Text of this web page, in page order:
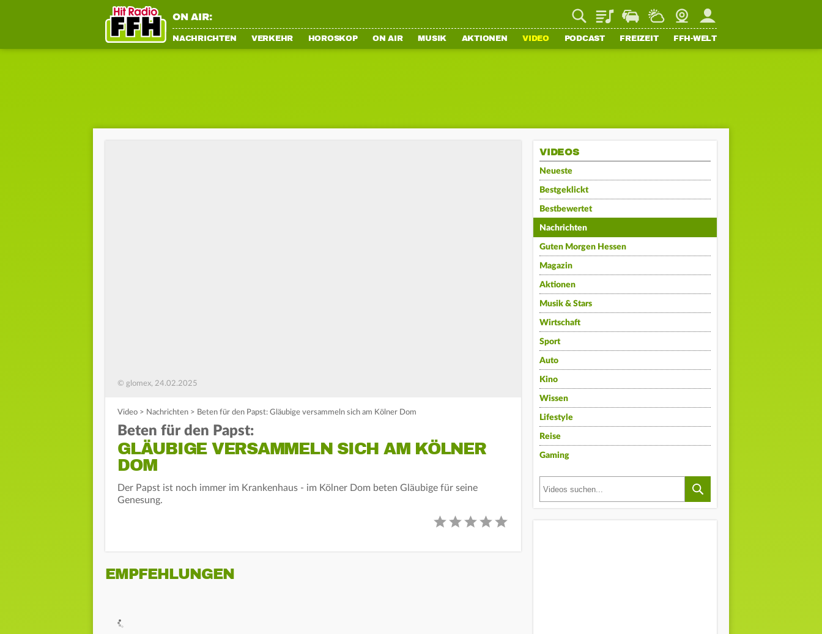
ON AIR: PlaylistStaupilotWetterWebcamMein FFH
NACHRICHTEN VERKEHR HOROSKOP ON AIR MUSIK AKTIONEN VIDEO PODCAST FREIZEIT FFH-WELT
© glomex, 24.02.2025
Video > Nachrichten > Beten für den Papst: Gläubige versammeln sich am Kölner Dom
Beten für den Papst:
GLÄUBIGE VERSAMMELN SICH AM KÖLNER
DOM
Der Papst ist noch immer im Krankenhaus - im Kölner Dom beten Gläubige für seine
Genesung.
EMPFEHLUNGEN
VIDEOS
Neueste
Bestgeklickt
Bestbewertet
Nachrichten
Guten Morgen Hessen
Magazin
Aktionen
Musik & Stars
Wirtschaft
Sport
Auto
Kino
Wissen
Lifestyle
Reise
Gaming